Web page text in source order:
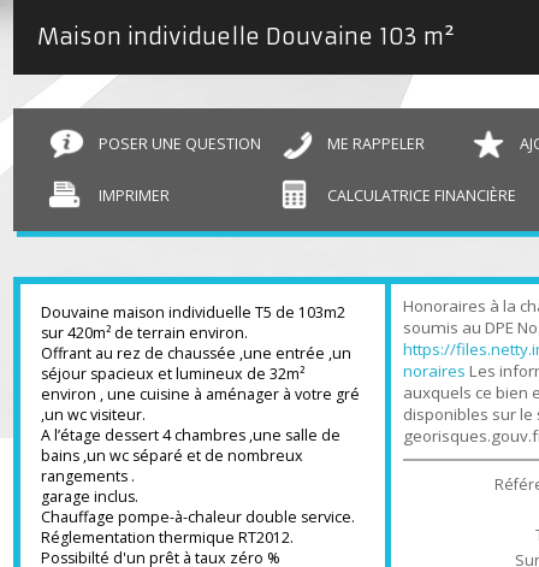
Maison individuelle Douvaine 103 m²
POSER UNE QUESTION ME RAPPELER
Douvaine maison individuelle T5 de 103m2
sur 420m² de terrain environ.
Offrant au rez de chaussée ,une entrée ,un
séjour spacieux et lumineux de 32m²
environ , une cuisine à aménager à votre gré
,un wc visiteur.
A l’étage dessert 4 chambres ,une salle de
bains ,un wc séparé et de nombreux
rangements .
Honoraires à
soumis au
https://
norairesLes
auxquels ce
disponibles